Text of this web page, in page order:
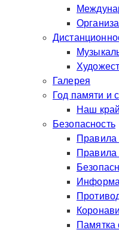
Галерея
Год памяти и
Наш
Безопасность
Правила
Правила
Памятка